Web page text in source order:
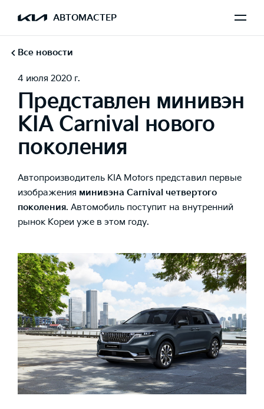
АВТОМАСТЕР
Все новости
4 июля 2020 г.
Представлен минивэн
KIA Carnival нового
поколения
Автопроизводитель KIA Motors представил первые
изображения минивэна Carnival четвертого
поколения. Автомобиль поступит на внутренний
рынок Кореи уже в этом году.